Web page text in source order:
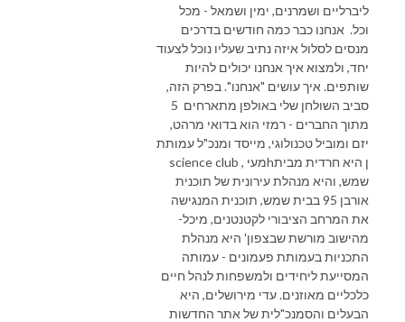
ליברליים ושמרנים, ימין ושמאל - מכל
וכל. אנחנו כבר כמה חודשים בדרכים
מנסים לסלול איזה נתיב שעליו נוכל לצעוד
יחד, ולמצוא איך אנחנו יכולים להיות
שותפים. איך עושים "אנחנו".בפרק הזה,
סביב השולחן שלי באולפן מתארחים 5
מתוך החברים - רמזי הוא בדואי מרהט,
יזם ומוביל טכנולוגי, מייסד ומנכ"ל עמותת
science club , מעיhן היא חרדית מבית
שמש, והיא מנהלת עירונית של תוכנית
אורבן 95 בבית שמש, תוכנית המנגישה
את המרחב הציבורי לקטנטנים, מיכל-
מהישוב מורשת שבצפון' היא מנהלת
התכניות בעמותת פעמונים - עמותה
המסייעת ליחידים ולמשפחות לנהל חיים
כלכליים מאוזנים. עדי מירושלים, היא
הבעלים והסמנכ"לית של אתר החדשות